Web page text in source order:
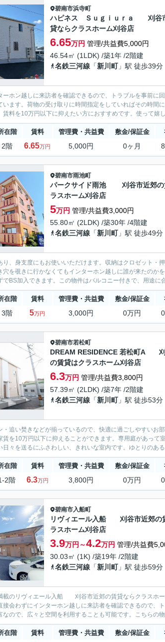
碧南市浜寺町
ハピネス Ｓｕｇｉｕｒａ 刈谷
貸ならクラスホーム刈谷店
6.65万円 管理/共益費5,000円
46.54㎡ (1LDK) /築1年 /2階建
名鉄三河線 「新川町」駅 徒歩39分
ーホン越しに来訪者を確認できるので、トラブルを事前に
います。荷物の受け取りに時間指定をしていればその時間
賃料を10万円以下に抑えたい方におすすめです。使って嬉
在階 賃料 管理費・共益費 敷金/保証金
2階 6.65万円 5,000円 0ヶ月
碧南市雨池町
パークサイド雨池 刈谷市近郊の
ラスホーム刈谷店
5万円 管理/共益費3,000円
55.80㎡ (2LDK) /築30年 /4階建
名鉄三河線 「新川町」駅 徒歩49分
り、身支度にもお使いいただけます。収納はクロゼット・
穴を覗きに行かなくてもインターホン越しに誰が来たのか
でBS加入できます。この物件はバルコニー付きで、用途
在階 賃料 管理費・共益費 敷金/保証金
3階 5万円 3,000円 0万円
碧南市若松町
DREAM RESIDENCE 若松町A
の賃貸はクラスホーム刈谷店
6.3万円 管理/共益費3,800円
57.39㎡ (2LDK) /築7年 /2階建
名鉄三河線 「新川町」駅 徒歩53分
・追い焚きなどが揃っているので、快適に過ごしやすいお
賃を10万円以下に抑えることができます。専用庭があっ
日々を送るにふさわしい、きれいな室内です。ゆとりのあ
在階 賃料 管理費・共益費 敷金/保証金
2階 6.3万円 3,800円 0万円
碧南市入船町
リヴィエール入船 刈谷市近郊の
ラスホーム刈谷店
3.9万円～4.2万円 管理/共益費
30.03㎡ (1K) /築19年 /2階建
名鉄三河線 「新川町」駅 徒歩59分
載のリヴィエール入船 刈谷市近郊の賃貸ならクラスホ
接会わずにインターホン越しに来訪者を確認できるので、
なので、広々と空間を利用することも可能です。こちらの
在階 賃料 管理費・共益費 敷金/保証金